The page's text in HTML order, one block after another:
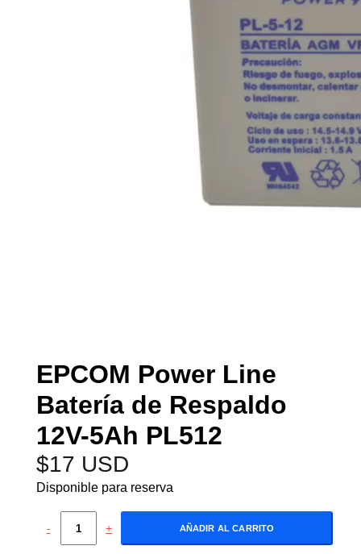
EPCOM Power Line
Batería de Respaldo
12V-5Ah PL512
$17 USD
Disponible para reserva
- + AÑADIR AL CARRITO